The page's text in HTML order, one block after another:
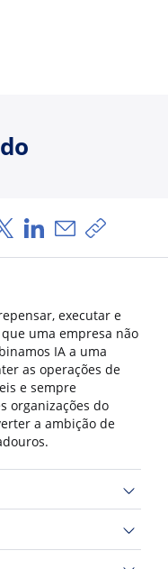
no Facebook
Compartilhar no X
Compartilhar no
Compartilhar
Copiar
executar e
uma empresa não
IA a uma
as operações de
e sempre
organizações do
a ambição de